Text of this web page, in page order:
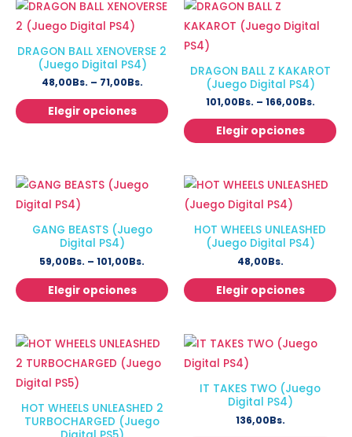
DRAGON BALL XENOVERSE 2
(Juego Digital PS4)
48,00Bs. – 71,00Bs.
Elegir opciones
DRAGON BALL Z KAKAROT
(Juego Digital PS4)
101,00Bs. – 166,00Bs.
Elegir opciones
GANG BEASTS (Juego
Digital PS4)
59,00Bs. – 101,00Bs.
Elegir opciones
HOT WHEELS UNLEASHED
(Juego Digital PS4)
48,00Bs.
Elegir opciones
HOT WHEELS UNLEASHED 2
TURBOCHARGED (Juego
IT TAKES TWO (Juego
Digital PS4)
136,00Bs.